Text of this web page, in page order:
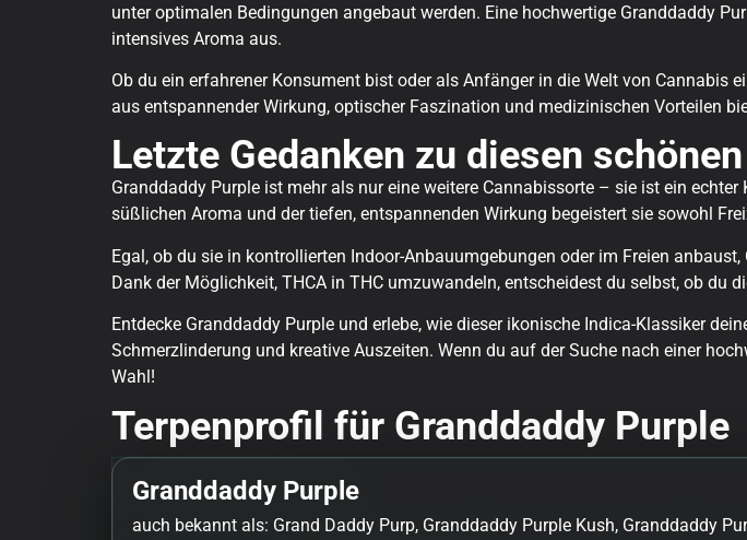
unter optimalen Bedingungen angebaut werden. Eine hochwertige Granddaddy
intensives Aroma aus.
Ob du ein erfahrener Konsument bist oder als Anfänger in die Welt von
aus entspannender Wirkung, optischer Faszination und medizinischen Vorteilen
Letzte Gedanken zu diesen
Granddaddy Purple ist mehr als nur eine weitere Cannabissorte – sie ist ein
süßlichen Aroma und der tiefen, entspannenden Wirkung begeistert sie sowohl
Egal, ob du sie in kontrollierten Indoor-Anbauumgebungen oder im Freien
Dank der Möglichkeit, THCA in THC umzuwandeln, entscheidest du selbst, ob du
Entdecke Granddaddy Purple und erlebe, wie dieser ikonische Indica-Klassiker
Schmerzlinderung und kreative Auszeiten. Wenn du auf der Suche nach einer
Wahl!
Terpenprofil für Granddaddy Purple
Granddaddy Purple
auch bekannt als: Grand Daddy Purp, Granddaddy Purple Kush, Granddaddy